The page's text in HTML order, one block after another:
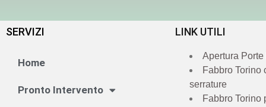
SERVIZI
Home
Pronto Intervento
LINK UTILI
Apertura
Fabbro Torino
serrature
Fabbro Torino